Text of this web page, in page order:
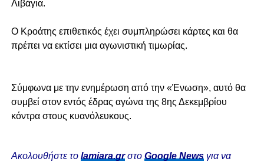
Λιβάγια.
Ο Κροάτης επιθετικός έχει συμπληρώσει κάρτες και θα
πρέπει να εκτίσει μια αγωνιστική τιμωρίας.
Σύμφωνα με την ενημέρωση από την «Ένωση», αυτό θα
συμβεί στον εντός έδρας αγώνα της 8ης Δεκεμβρίου
κόντρα στους κυανόλευκους.
Ακολουθήστε το lamiara.grστο Google Newsγια να